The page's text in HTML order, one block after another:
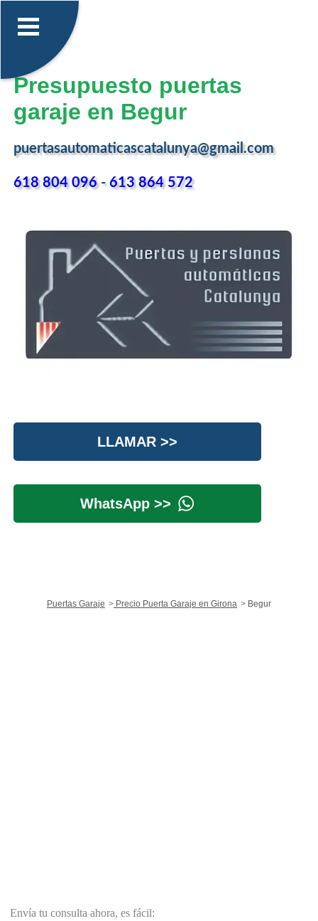
Presupuesto puertas
garaje en Begur
puertasautomaticascatalunya@gmail.com
618 804 096-613 864 572
LLAMAR >>
WhatsApp >>
Puertas Garaje Precio Puerta Garaje en Girona Begur
Envía tu consulta ahora, es fácil: